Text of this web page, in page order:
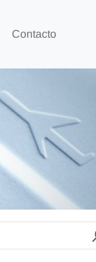
Contacto